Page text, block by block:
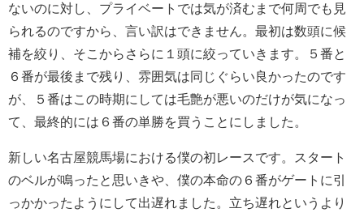
ないのに対し、プライベートでは気が済むまで何周でも見
られるのですから、言い訳はできません。最初は数頭に候
補を絞り、そこからさらに１頭に絞っていきます。５番と
６番が最後まで残り、雰囲気は同じぐらい良かったのです
が、５番はこの時期にしては毛艶が悪いのだけが気になっ
て、最終的には６番の単勝を買うことにしました。
新しい名古屋競馬場における僕の初レースです。スタート
のベルが鳴ったと思いきや、僕の本命の６番がゲートに引
っかかったようにして出遅れました。立ち遅れというより